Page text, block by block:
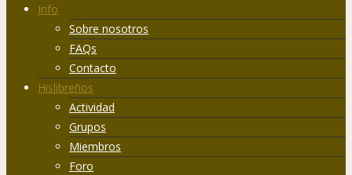
Info
Sobre nosotros
FAQs
Contacto
Hislibreños
Actividad
Grupos
Miembros
Foro